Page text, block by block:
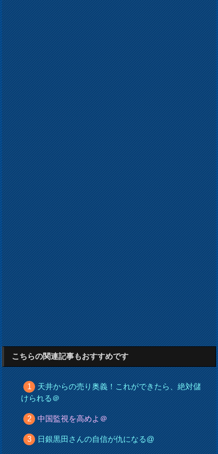
こちらの関連記事もおすすめです
天井からの売り奥義！これができたら、絶対儲
けられる＠
中国監視を高めよ＠
日銀黒田さんの自信が仇になる@